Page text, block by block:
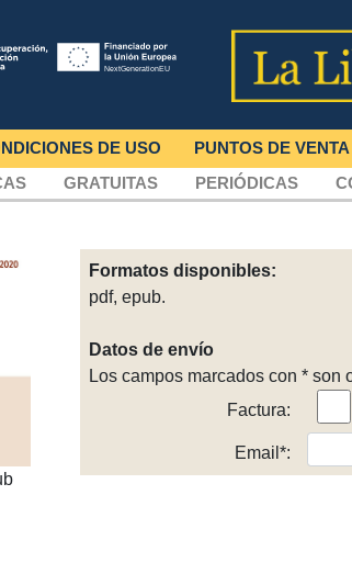
DE USO PUNTOS DE
GRATUITAS PERIÓDICAS
Formatos disponibles:
pdf, epub.
Datos de envío
Los campos marcados con * son
Factura:
Email*: